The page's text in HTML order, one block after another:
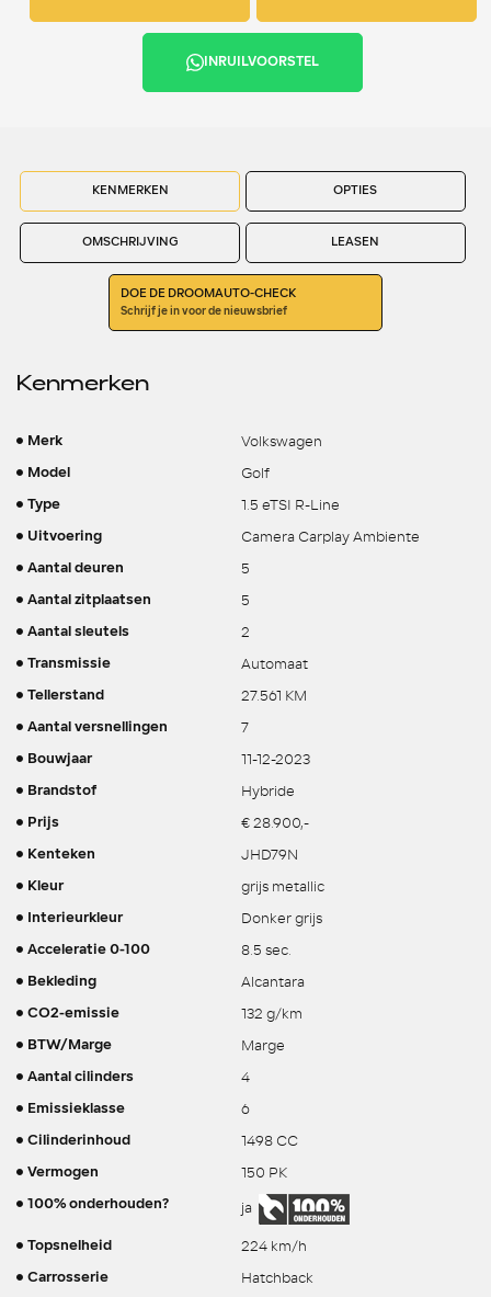
INRUILVOORSTEL
KENMERKEN OPTIES
OMSCHRIJVING LEASEN
DOE DE DROOMAUTO-CHECK
Schrijf je in voor de nieuwsbrief
Kenmerken
Merk Volkswagen
Model Golf
Type 1.5 eTSI R-Line
Uitvoering Camera Carplay Ambiente
Aantal deuren 5
Aantal zitplaatsen 5
Aantal sleutels 2
Transmissie Automaat
Tellerstand 27.561 KM
Aantal versnellingen 7
Bouwjaar 11-12-2023
Brandstof Hybride
Prijs € 28.900,-
Kenteken JHD79N
Kleur grijs metallic
Interieurkleur Donker grijs
Acceleratie 0-100 8.5 sec.
Bekleding Alcantara
CO2-emissie 132 g/km
BTW/Marge Marge
Aantal cilinders 4
Emissieklasse 6
Cilinderinhoud 1498 CC
Vermogen 150 PK
100% onderhouden? ja
Topsnelheid 224 km/h
Carrosserie Hatchback